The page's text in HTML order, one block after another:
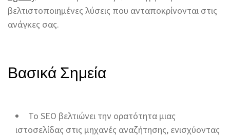
βελτιστοποιημένες λύσεις που ανταποκρίνονται στις
ανάγκες σας.
Βασικά Σημεία
Το SEO βελτιώνει την ορατότητα μιας
ιστοσελίδας στις μηχανές αναζήτησης, ενισχύοντας